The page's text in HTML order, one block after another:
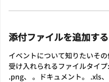
添付ファイルを追加す
イベントについて知りたいそ
受け入れられるファイルタイ
.png、 。ドキュメント。 .xls